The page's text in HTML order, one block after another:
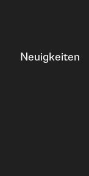
Neuigkeiten